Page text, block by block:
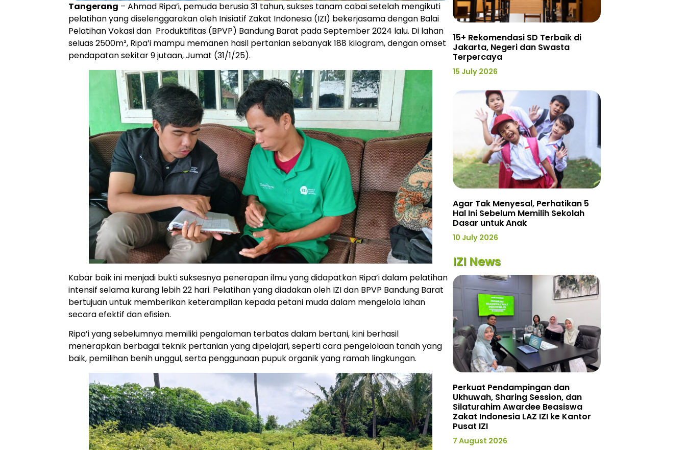
Tangerang – Ahmad Ripa’i, pemuda berusia 31 tahun, sukses tanam cabai setelah mengikuti
pelatihan yang diselenggarakan oleh Inisiatif Zakat Indonesia (IZI) bekerjasama dengan Balai
Pelatihan Vokasi dan Produktifitas (BPVP) Bandung Barat pada September 2024 lalu. Di lahan
seluas 2500m², Ripa’i mampu memanen hasil pertanian sebanyak 188 kilogram, dengan omset
pendapatan sekitar 9 jutaan, Jumat (31/1/25).
Kabar baik ini menjadi bukti suksesnya penerapan ilmu yang didapatkan Ripa’i dalam pelatihan
intensif selama kurang lebih 22 hari. Pelatihan yang diadakan oleh IZI dan BPVP Bandung Barat
bertujuan untuk memberikan keterampilan kepada petani muda dalam mengelola lahan
secara efektif dan efisien.
Ripa’i yang sebelumnya memiliki pengalaman terbatas dalam bertani, kini berhasil
menerapkan berbagai teknik pertanian yang dipelajari, seperti cara pengelolaan tanah yang
baik, pemilihan benih unggul, serta penggunaan pupuk organik yang ramah lingkungan.
15+ Rekomendasi SD Terbaik di
Jakarta, Negeri dan Swasta
Terpercaya
15 July 2026
Agar Tak Menyesal, Perhatikan 5
Hal Ini Sebelum Memilih Sekolah
Dasar untuk Anak
10 July 2026
IZI News
Perkuat Pendampingan dan
Ukhuwah, Sharing Session, dan
Silaturahim Awardee Beasiswa
Zakat Indonesia LAZ IZI ke Kantor
Pusat IZI
7 August 2026